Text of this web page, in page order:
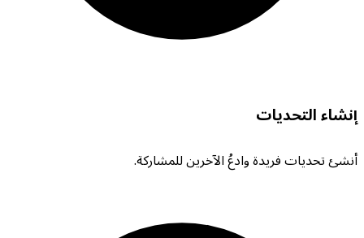
إنشاء التحديات
أنشئ تحديات فريدة وادعُ الآخرين للمشاركة.